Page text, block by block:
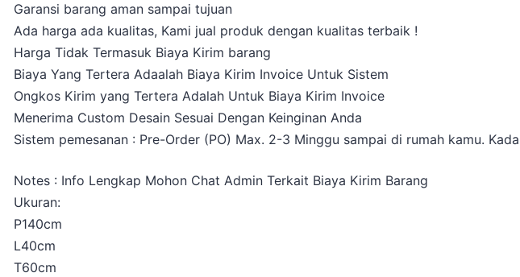
Garansi barang aman sampai tujuan
Ada harga ada kualitas, Kami jual produk dengan kualitas terbaik !
Harga Tidak Termasuk Biaya Kirim barang
Biaya Yang Tertera Adaalah Biaya Kirim Invoice Untuk Sistem
Ongkos Kirim yang Tertera Adalah Untuk Biaya Kirim Invoice
Menerima Custom Desain Sesuai Dengan Keinginan Anda
Sistem pemesanan : Pre-Order (PO) Max. 2-3 Minggu sampai di rumah kamu.
Notes : Info Lengkap Mohon Chat Admin Terkait Biaya Kirim Barang
Ukuran:
P140cm
L40cm
T60cm